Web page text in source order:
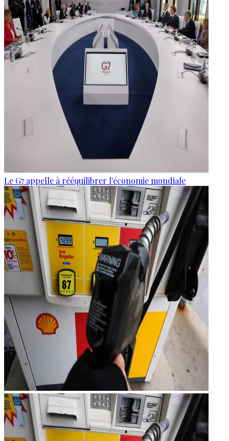
Le G7 appelle à rééquilibrer l'économie mondiale